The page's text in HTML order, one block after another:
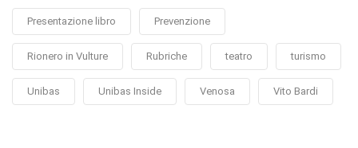
Presentazione libro Prevenzione
Rionero in Vulture Rubriche teatro turismo
Unibas Unibas Inside Venosa Vito Bardi